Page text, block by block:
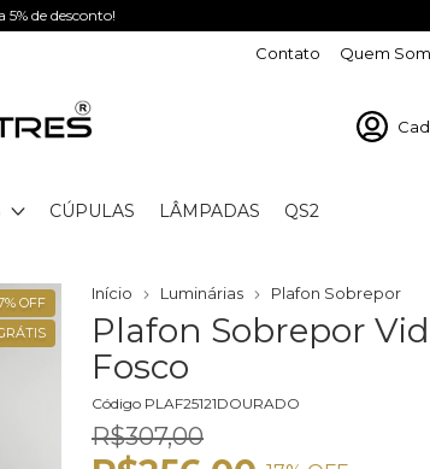
de desconto!
Contato Quem
CÚPULAS LÂMPADAS QS2
% OFF
Início Luminárias Plafon Sobrepor
Plafon Sobrepor
Fosco
Código PLAF25121DOURADO
R$307,00